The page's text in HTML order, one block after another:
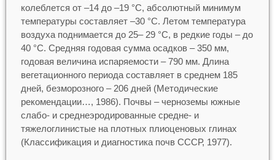
колеблется от –14 до –19 °С, абсолютный минимум
температуры составляет –30 °С. Летом температура
воздуха поднимается до 25– 29 °С, в редкие годы – до
40 °С. Средняя годовая сумма осадков – 350 мм,
годовая величина испаряемости – 790 мм. Длина
вегетационного периода составляет в среднем 185
дней, безморозного – 206 дней (Методические
рекомендации…, 1986). Почвы – черноземы южные
слабо- и среднеэродированные средне- и
тяжелоглинистые на плотных плиоценовых глинах
(Классификация и диагностика почв СССР, 1977).